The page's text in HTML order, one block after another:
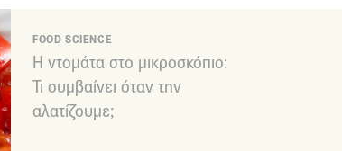
FOOD SCIENCE
Η ντομάτα στο μικροσκόπιο:
Τι συμβαίνει όταν την
αλατίζουμε;